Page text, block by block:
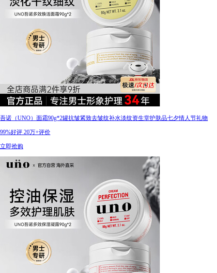
吾诺（UNO）面霜90g*2罐抗皱紧致去皱纹补水淡纹资生堂护肤品七夕情人节礼物
99%好评 20万+评价
立即抢购